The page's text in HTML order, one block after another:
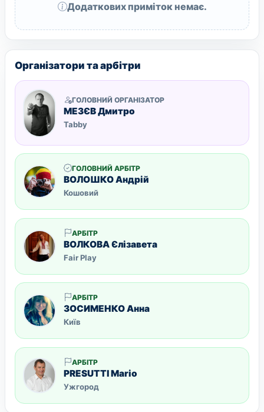
Додаткових приміток немає.
Організатори та арбітри
ГОЛОВНИЙ ОРГАНІЗАТОР
МЕЗЄВ Дмитро
Tabby
ГОЛОВНИЙ АРБІТР
ВОЛОШКО Андрiй
Кошовий
АРБІТР
ВОЛКОВА Єлізавета
Fair Play
АРБІТР
ЗОСИМЕНКО Анна
Київ
АРБІТР
PRESUTTI Mario
Ужгород